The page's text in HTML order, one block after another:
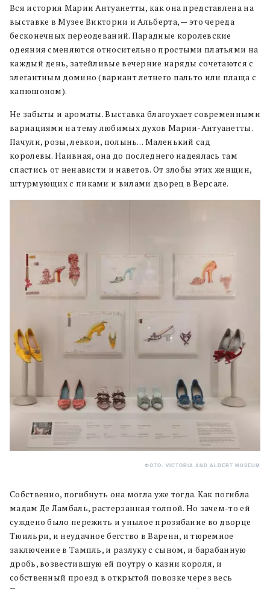
Вся история Марии Антуанетты, как она представлена на
выставке в Музее Виктории и Альберта, — это череда
бесконечных переодеваний. Парадные королевские
одеяния сменяются относительно простыми платьями на
каждый день, затейливые вечерние наряды сочетаются с
элегантным домино (вариант летнего пальто или плаща с
капюшоном).
Не забыты и ароматы. Выставка благоухает современными
вариациями на тему любимых духов Марии-Антуанетты.
Пачули, розы, левкои, полынь… Маленький сад
королевы. Наивная, она до последнего надеялась там
спастись от ненависти и наветов. От злобы этих женщин,
штурмующих с пиками и вилами дворец в Версале.
ФОТО: VICTORIA AND ALBERT MUSEUM
Собственно, погибнуть она могла уже тогда. Как погибла
мадам Де Ламбаль, растерзанная толпой. Но зачем-то ей
суждено было пережить и унылое прозябание во дворце
Тюильри, и неудачное бегство в Варенн, и тюремное
заключение в Тампль, и разлуку с сыном, и барабанную
дробь, возвестившую ей поутру о казни короля, и
собственный проезд в открытой повозке через весь